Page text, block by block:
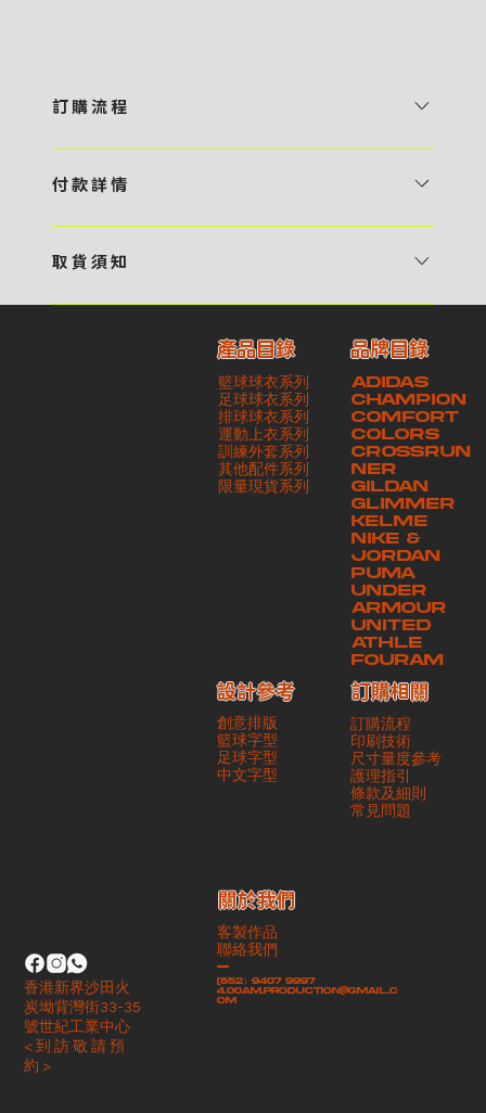
訂 購 流 程
預 約 〉，參看官網上的商品目錄和作品照片去選擇心儀的款式，同時可
報價 貴客可透過電郵方式或 WhatsApp 平台提交定製資料，4AM 團
相關價目，貴客最終確認後將獲取正式完整單據，請安排繳付貨款訂金以
啟動貨品製作 4 / 商品印製 訂金核實後，4AM 團隊將隨即開始製作 5
/ 貨品提取 商品製作完成後，4AM 團隊將聯絡貴客安排貨款餘額及提取
貨品。貴客可選擇最適合的付款方式以及取貨安排
付 款 詳 情
・ Payme ・ 現金機入數 ・ 銀行櫃檯入數 ・ ATM自動櫃員機轉帳 ・
交易單據。如貴客欲更改電郵地址，請與 4AM 團隊聯絡 - 貴客的付款
記錄可透過電郵 或 WhatsApp平台（ 請註明訂單編號 ）交予4AM 團
隊核實有關款項 - 任何轉帳或換匯交易手續費等額外費用，一概不歸屬
本公司之責任 - 貴客請於收獲本公司正式訂購單據後 3 個工作天內安排
付款。如未能按期繳付所需款項，貴客須緻交因逾期所衍生之額外行政費
取 貨 須 知
請與4AM團隊職員聯絡預約取貨時間｜​ ・ GoGoVan ｜即日完成配送
服務｜運費由貴客現金支付司機｜ ・ 順豐速運 ｜貨件運送需要多於2－
3個工作天｜到付｜​ - 貴客請於貨品可取日起之 10 個工作天內安排提取
貨品，如逾期未取，本公司將不予保存相關貨品。有關貨款訂金將不予歸
還，貴客仍須負責貨款餘額 - 貴客請於收貨時小心核對貨品數量及檢查
貨品品質 - 基於 S.F. Express / GoGoVan 等託運商為第三方服務，
本公司將保證貨品安全到達第三方手中。如第三方在運送過程中引致任何
有關貨品之遺失、損毀、誤投或運送延誤，本公司一律不負責
產品目錄
籃球球衣系列
足球球衣系列
排球球衣系列
運動上衣系列
訓練外套系列
其他配件系列
​限量現貨系列
ADIDAS
CHAMPION
COMFORT
COLORS
CROSSRUN
NER
GILDAN
GLIMMER
KELME
NIKE &
JORDAN
PUMA
UNDER
ARMOUR
UNITED
ATHLE
FOURAM
品牌目錄
創意排版
籃球字型
足球字型
​中文字型
設計參考
訂購流程
印刷技術
尺寸量度參考
護理指引
條款及細則
​常見問題
訂購相關
客製作品
聯絡我們
-
(852）9407 9997
4.00am.production@gmail.c
om
​關於我們
香港新界沙田火
炭坳背灣街33-35
號世紀工業中心
< 到 訪 敬 請 預
約 >